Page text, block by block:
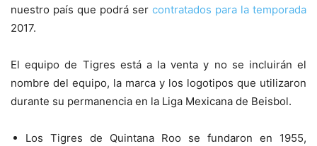
nuestro país que podrá ser contratados para la temporada
2017.
El equipo de Tigres está a la venta y no se incluirán el
nombre del equipo, la marca y los logotipos que utilizaron
durante su permanencia en la Liga Mexicana de Beisbol.
Los Tigres de Quintana Roo se fundaron en 1955,